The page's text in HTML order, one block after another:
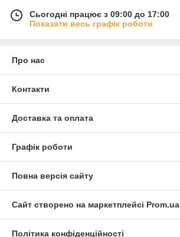
Сьогодні працює з 09:00 до 17:00
Показати весь графік роботи
Про нас
Контакти
Доставка та оплата
Графік роботи
Повна версія сайту
Сайт створено на маркетплейсі Prom.ua
Політика конфіденційності